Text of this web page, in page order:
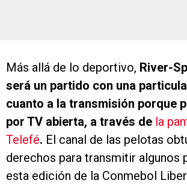
Más allá de lo deportivo, River-
será un partido con una
cuanto a la transmisión porque
por TV abierta, a través de la
Telefé. El canal de las pelotas
derechos para transmitir algunos
esta edición de la Conmebol